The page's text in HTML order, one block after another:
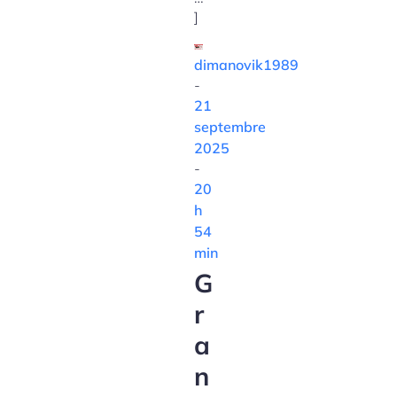
]
dimanovik1989
-
21
septembre
2025
-
20
h
54
min
G
r
a
n